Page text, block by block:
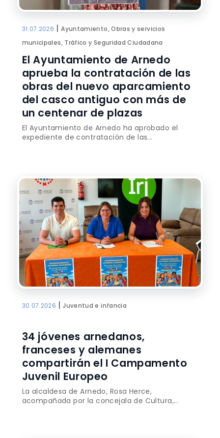
31.07.2026 |Ayuntamiento, Obras y servicios
municipales, Tráfico y Seguridad Ciudadana
El Ayuntamiento de Arnedo
aprueba la contratación de las
obras del nuevo aparcamiento
del casco antiguo con más de
un centenar de plazas
El Ayuntamiento de Arnedo ha aprobado el
expediente de contratación de las...
30.07.2026 |Juventud e infancia
34 jóvenes arnedanos,
franceses y alemanes
compartirán el I Campamento
Juvenil Europeo
La alcaldesa de Arnedo, Rosa Herce,
acompañada por la concejala de Cultura,...